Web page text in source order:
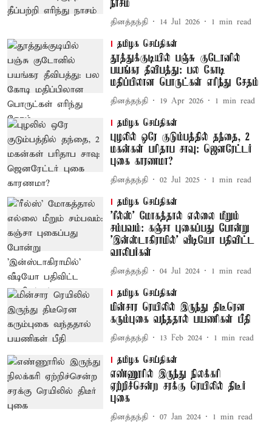
நாசம்
தினத்தந்தி 14 Jul 2026 1 min read
தமிழக செய்திகள்
தூத்துக்குடியில் பஞ்சு குடோனில்
பயங்கர தீவிபத்து: பல கோடி
மதிப்பிலான பொருட்கள் எரிந்து சேதம்
தினத்தந்தி 19 Apr 2026 1 min read
தமிழக செய்திகள்
புழலில் ஒரே குடும்பத்தில் தந்தை, 2
மகன்கள் பரிதாப சாவு: ஜெனரேட்டர்
புகை காரணமா?
தினத்தந்தி 02 Jul 2025 1 min read
தமிழக செய்திகள்
'ரீல்ஸ்' மோகத்தால் எல்லை மீறும்
சம்பவம்: கஞ்சா புகைப்பது போன்று
'இன்ஸ்டாகிராமில்' வீடியோ பதிவிட்ட
வாலிபர்கள்
தினத்தந்தி 04 Jul 2024 1 min read
தமிழக செய்திகள்
மின்சார ரெயிலில் இருந்து திடீரென
கரும்புகை வந்ததால் பயணிகள் பீதி
தினத்தந்தி 13 Feb 2024 1 min read
தமிழக செய்திகள்
எண்ணூரில் இருந்து நிலக்கரி
ஏற்றிச்சென்ற சரக்கு ரெயிலில் திடீர்
புகை
தினத்தந்தி 07 Jan 2024 1 min read